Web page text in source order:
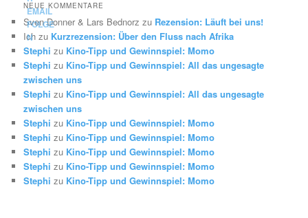
NEUE KOMMENTARE
Sven Donner & Lars Bednorz zu Rezension: Läuft bei uns!
Ich zu Kurzrezension: Über den Fluss nach Afrika
Stephi zu Kino-Tipp und Gewinnspiel: Momo
Stephi zu Kino-Tipp und Gewinnspiel: All das ungesagte
zwischen uns
Stephi zu Kino-Tipp und Gewinnspiel: All das ungesagte
zwischen uns
Stephi zu Kino-Tipp und Gewinnspiel: Momo
Stephi zu Kino-Tipp und Gewinnspiel: Momo
Stephi zu Kino-Tipp und Gewinnspiel: Momo
Stephi zu Kino-Tipp und Gewinnspiel: Momo
Stephi zu Kino-Tipp und Gewinnspiel: Momo